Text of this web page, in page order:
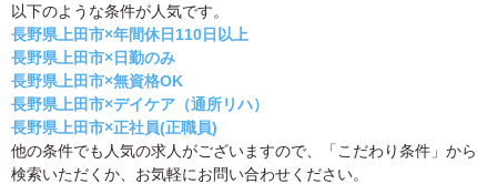
以下のような条件が人気です。
長野県上田市×年間休日110日以上
長野県上田市×日勤のみ
長野県上田市×無資格OK
長野県上田市×デイケア（通所リハ）
長野県上田市×正社員(正職員)
他の条件でも人気の求人がございますので、「こだわり条件」から
検索いただくか、お気軽にお問い合わせください。